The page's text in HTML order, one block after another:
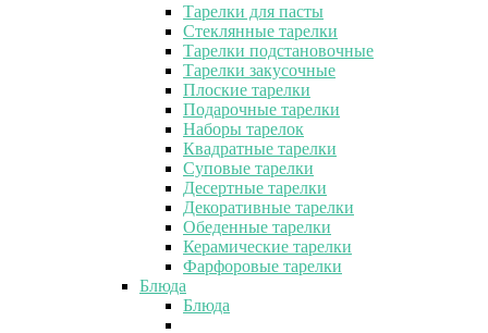
Тарелки для пасты
Стеклянные тарелки
Тарелки подстановочные
Тарелки закусочные
Плоские тарелки
Подарочные тарелки
Наборы тарелок
Квадратные тарелки
Суповые тарелки
Десертные тарелки
Декоративные тарелки
Обеденные тарелки
Керамические тарелки
Фарфоровые тарелки
Блюда
Блюда